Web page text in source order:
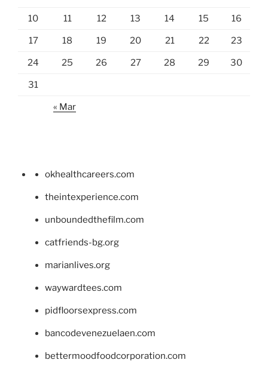
10 11 12 13 14 15 16
17 18 19 20 21 22 23
24 25 26 27 28 29 30
31
« Mar
okhealthcareers.com
theintexperience.com
unboundedthefilm.com
catfriends-bg.org
marianlives.org
waywardtees.com
pidfloorsexpress.com
bancodevenezuelaen.com
bettermoodfoodcorporation.com